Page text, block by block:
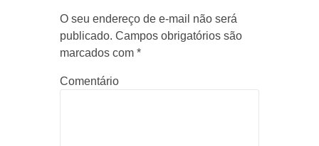
O seu endereço de e-mail não será
publicado. Campos obrigatórios são
marcados com *
Comentário